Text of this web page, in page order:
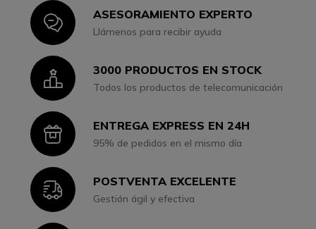
IconASESORAMIENTO EXPERTO
Llámenos para recibir ayuda
Icon3000 PRODUCTOS EN STOCK
Todos los productos de telecomunicación
IconENTREGA EXPRESS EN 24H
95% de pedidos en el mismo día
IconPOSTVENTA EXCELENTE
Gestión ágil y efectiva